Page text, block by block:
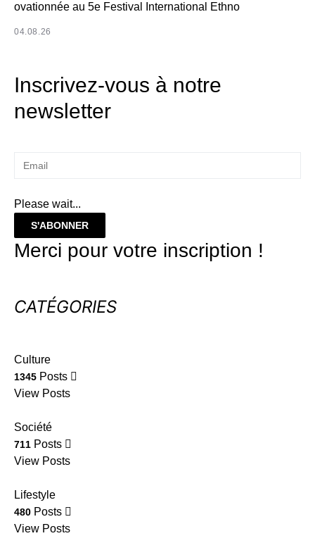
ovationnée au 5e Festival International Ethno
04.08.26
Inscrivez-vous à notre
newsletter
Please wait...
S'ABONNER
Merci pour votre inscription !
CATÉGORIES
Culture
1345 Posts
View Posts
Société
711 Posts
View Posts
Lifestyle
480 Posts
View Posts